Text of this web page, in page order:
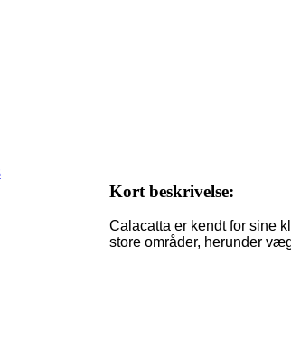
Kort beskrivelse:
Calacatta er kendt for sine
store områder, herunder